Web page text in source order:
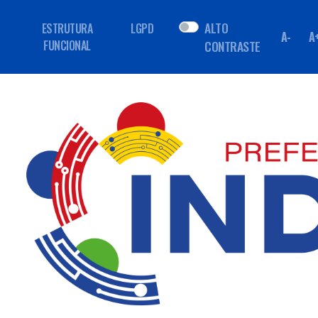
ESTRUTURA
FUNCIONAL
LGPD
ALTO
CONTRASTE
A-